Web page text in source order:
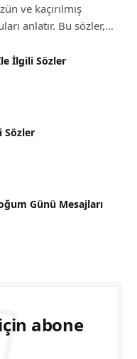
ve kaçırılmış
anlatır. Bu sözler,…
İlgili Sözler
Sözler
Günü Mesajları
abone